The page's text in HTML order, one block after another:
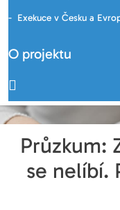
Exekuce v Česku a
O projektu
Průzkum:
se nelíbí.